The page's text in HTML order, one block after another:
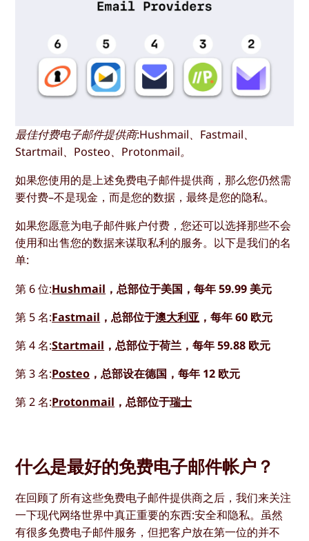
最佳付费电子邮件提供商:Hushmail、Fastmail、
Startmail、Posteo、Protonmail。
如果您使用的是上述免费电子邮件提供商，那么您仍然需
要付费–不是现金，而是您的数据，最终是您的隐私。
如果您愿意为电子邮件账户付费，您还可以选择那些不会
使用和出售您的数据来谋取私利的服务。以下是我们的名
单:
第 6 位:Hushmail ，总部位于美国，每年 59.99 美元
第 5 名:Fastmail ，总部位于澳大利亚 ，每年 60 欧元
第 4 名:Startmail ，总部位于荷兰，每年 59.88 欧元
第 3 名:Posteo ，总部设在德国，每年 12 欧元
第 2 名:Protonmail ，总部位于瑞士
什么是最好的免费电子邮件帐户？
在回顾了所有这些免费电子邮件提供商之后，我们来关注
一下现代网络世界中真正重要的东西:安全和隐私。虽然
有很多免费电子邮件服务，但把客户放在第一位的并不